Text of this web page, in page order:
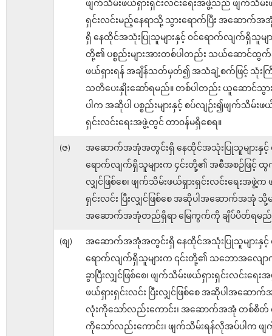
ဖျက်သိမ်းဖယ်ရှားရှင်းလင်းရေးအဖွဲ့သည် ဖျက်သိမ်း
ရှင်းလင်းမည့်နေရာသို့ သွားရောက်ပြီး အဆောက်
ရှိ နေထိုင်အသုံးပြုသူများနှင့် ၀င်ရောက်လျက်ရှိသူမျာ
တို့၏ ပစ္စည်းများအားတစ်ပါတည်း သယ်ဆောင်ထွက်
ဖယ်ရှားရန် အချိန်သတ်မှတ်၍ အသံချဲ့စက်ဖြင့် သုံးက
သတိပေးနှိုးဆော်ရမည်။ တစ်ပါတည်း ယူဆောင်သွား
ပါက အဆိုပါ ပစ္စည်းများနှင့် စပ်လျဉ်း၍ဖျက်သိမ်းဖ
ရှင်းလင်းရေးအဖွဲ့တွင် တာ၀န်မရှိစေရ။
(ဇ)
အဆောက်အအုံအတွင်းရှိ နေထိုင်အသုံးပြုသူများနှင့်
ရောက်လျက်ရှိသူများက ၄င်းတို့၏ အစီအစဉ်ဖြင့် ထွက်
လျှင်ဖြစ်စေ၊ ဖျက်သိမ်းဖယ်ရှားရှင်းလင်းရေးအဖွဲ့က
ရှင်းလင်း ပြီးလျှင်ဖြစ်စေ အဆိုပါအဆောက်အအုံ
အဆောက်အအုံတည်ရှိရာ မြေကွက်ကို ချိပ်ပိတ်ရမည်
(စျ)
အဆောက်အအုံအတွင်းရှိ နေထိုင်အသုံးပြုသူများနှင့်
ရောက်လျက်ရှိသူများက ၎င်းတို့၏ သဘောအလျေ
ခွာပြီးလျှင်ဖြစ်စေ၊ ဖျက်သိမ်းဖယ်ရှားရှင်းလင်းရေး
ဖယ်ရှားရှင်းလင်း ပြီးလျှင်ဖြစ်စေ အဆိုပါအဆော
လုံးကိုသော်လည်းကောင်း၊ အဆောက်အအုံ တစ်စိတ်
ကိုသော်လည်းကောင်း၊ ဖျက်သိမ်းရန်လိုအပ်ပါက ဖျ